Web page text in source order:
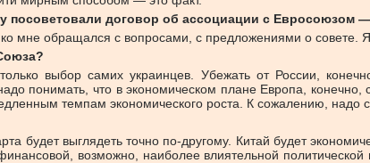
договор об ассоциации с Евросоюзом
мне обращался с вопросами, с предложениями о совете. Я
выбор самих украинцев. Убежать от России,
понимать, что в экономическом плане Европа,
темпам экономического роста. К сожалению, надо с
будет выглядеть точно по-другому. Китай будет
возможно, наиболее влиятельной